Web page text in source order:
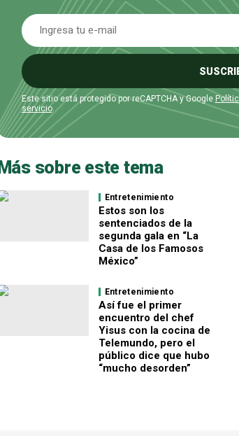
Este sitio está protegido por reCAPTCHA y Google
servicio.
Más sobre este tema
Entretenimiento
Estos son los
sentenciados de la
segunda gala en “La
Casa de los Famosos
México”
Entretenimiento
Así fue el primer
encuentro del chef
Yisus con la cocina de
Telemundo, pero el
público dice que hubo
“mucho desorden”